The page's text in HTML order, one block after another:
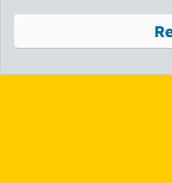
Community platform by